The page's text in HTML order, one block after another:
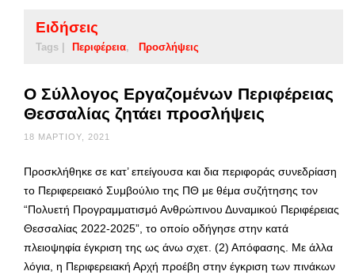
Ειδήσεις
Tags | Περιφέρεια Προσλήψεις
Ο Σύλλογος Εργαζομένων Περιφέρειας
Θεσσαλίας ζητάει προσλήψεις
18 ΜΑΡΤΊΟΥ, 2021
Προσκλήθηκε σε κατ’ επείγουσα και δια περιφοράς συνεδρίαση
το Περιφερειακό Συμβούλιο της ΠΘ με θέμα συζήτησης τον
“Πολυετή Προγραμματισμό Ανθρώπινου Δυναμικού Περιφέρειας
Θεσσαλίας 2022-2025”, το οποίο οδήγησε στην κατά
πλειοψηφία έγκριση της ως άνω σχετ. (2) Απόφασης. Με άλλα
λόγια, η Περιφερειακή Αρχή προέβη στην έγκριση των πινάκων